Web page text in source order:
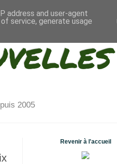
2005
Revenir à l'accueil
address and user-agent
service, generate usage